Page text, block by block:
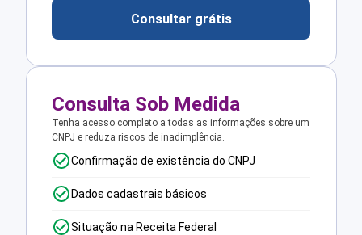
Consultar grátis
Consulta Sob Medida
Tenha acesso completo a todas as informações sobre um
CNPJ e reduza riscos de inadimplência.
Confirmação de existência do CNPJ
Dados cadastrais básicos
Situação na Receita Federal